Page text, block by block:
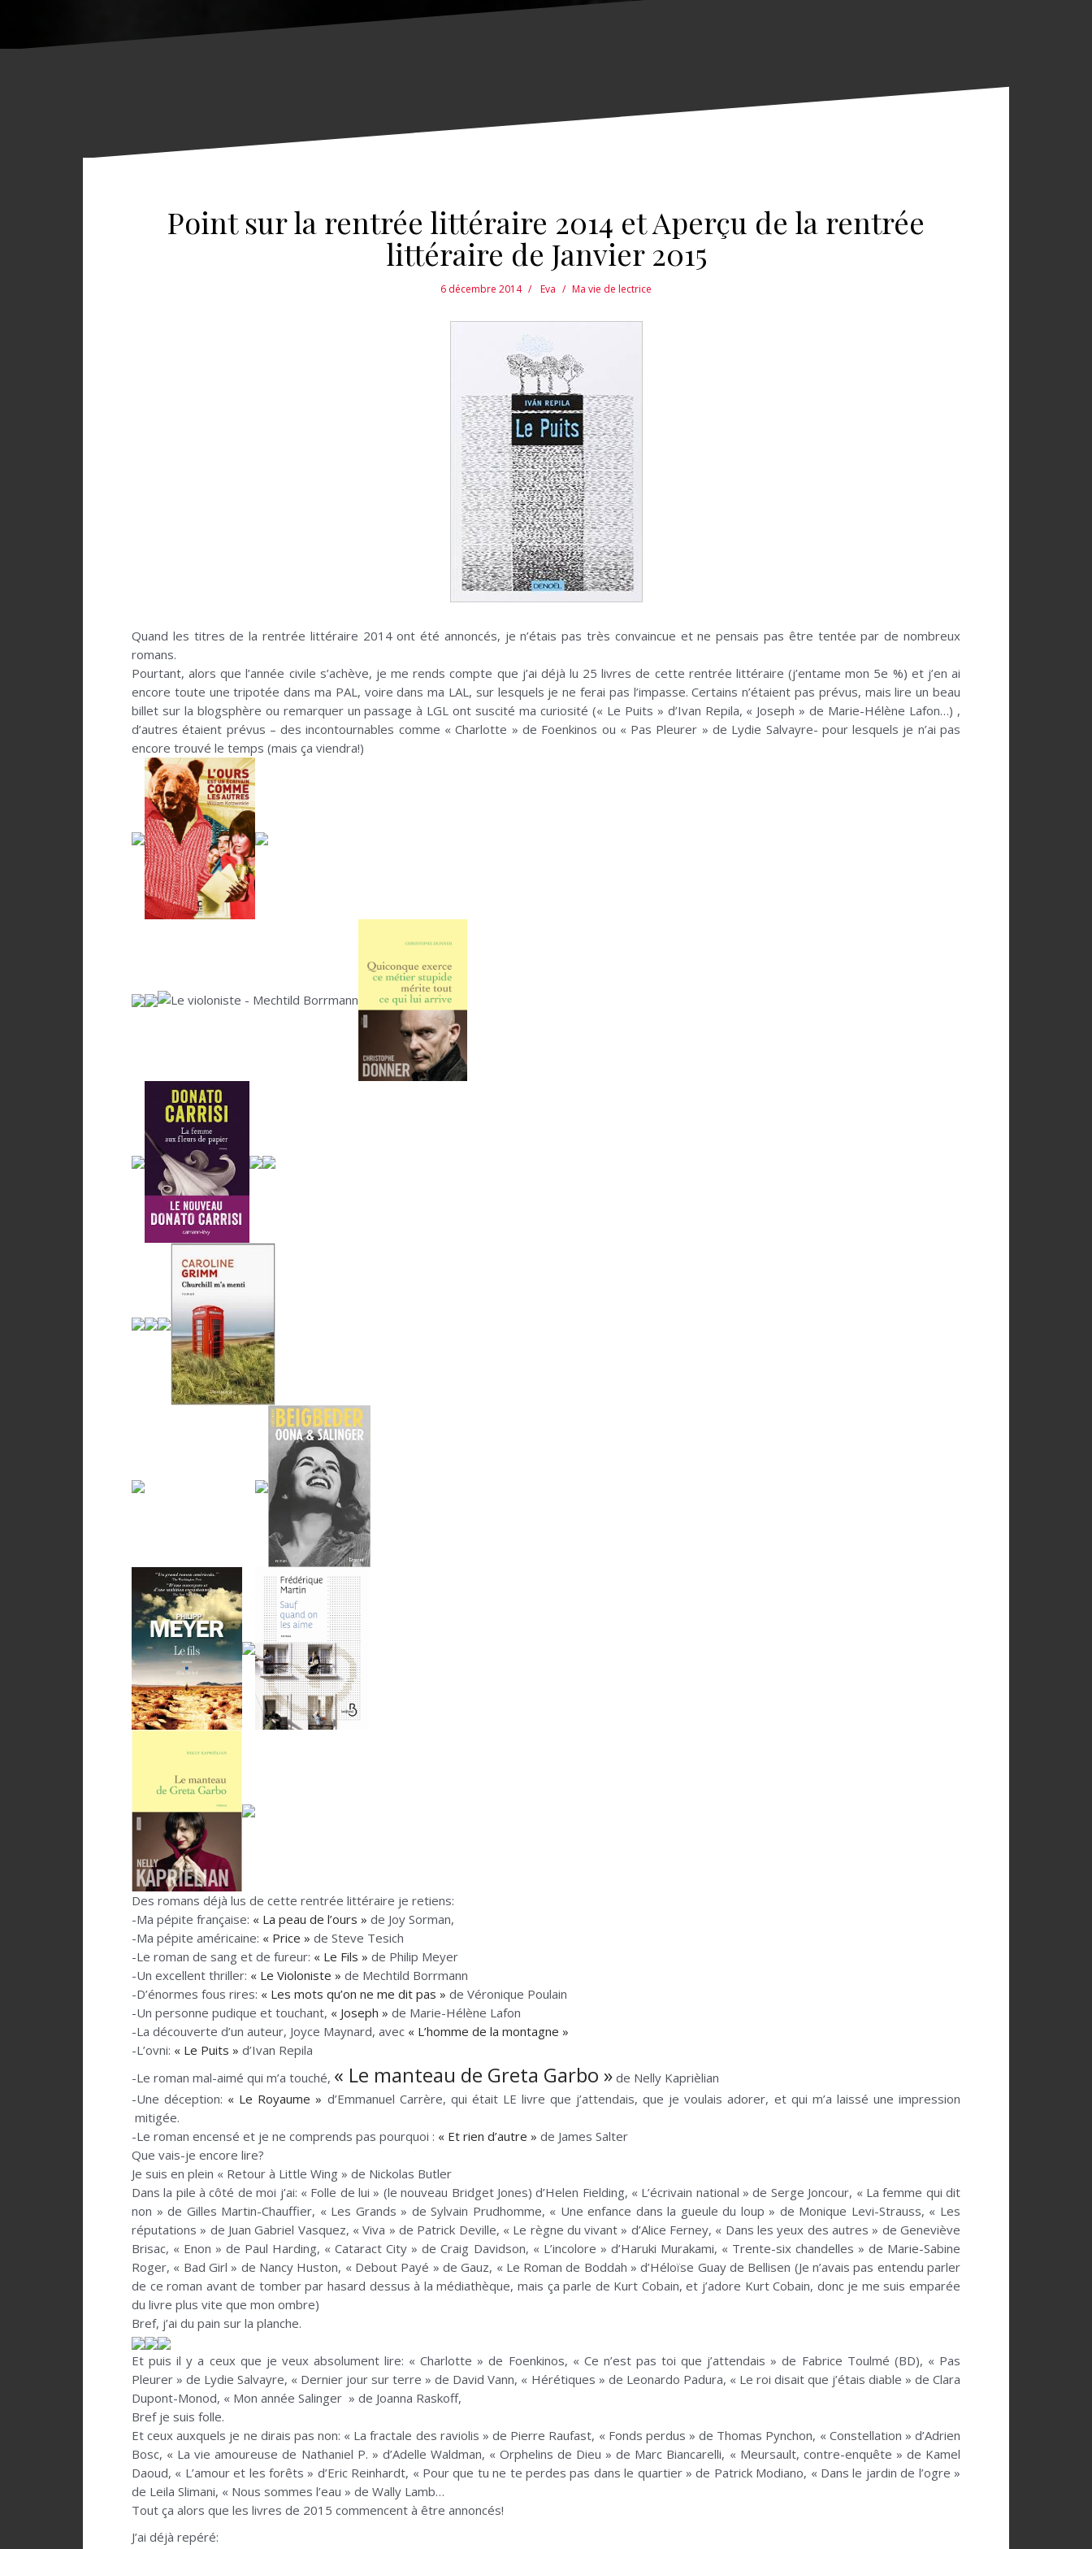
Point sur la rentrée littéraire 2014 et Aperçu de la rentrée
littéraire de Janvier 2015
6 décembre 2014 Eva Ma vie de lectrice
Quand les titres de la rentrée littéraire 2014 ont été annoncés, je n’étais pas très convaincue et ne pensais pas être tentée par de nombreux
romans.
Pourtant, alors que l’année civile s’achève, je me rends compte que j’ai déjà lu 25 livres de cette rentrée littéraire (j’entame mon 5e %) et j’en ai
encore toute une tripotée dans ma PAL, voire dans ma LAL, sur lesquels je ne ferai pas l’impasse. Certains n’étaient pas prévus, mais lire un beau
billet sur la blogsphère ou remarquer un passage à LGL ont suscité ma curiosité (« Le Puits » d’Ivan Repila, « Joseph » de Marie-Hélène Lafon…) ,
d’autres étaient prévus – des incontournables comme « Charlotte » de Foenkinos ou « Pas Pleurer » de Lydie Salvayre- pour lesquels je n’ai pas
encore trouvé le temps (mais ça viendra!)
Des romans déjà lus de cette rentrée littéraire je retiens:
-Ma pépite française: « La peau de l’ours » de Joy Sorman,
-Ma pépite américaine: « Price » de Steve Tesich
-Le roman de sang et de fureur: « Le Fils » de Philip Meyer
-Un excellent thriller: « Le Violoniste » de Mechtild Borrmann
-D’énormes fous rires: « Les mots qu’on ne me dit pas » de Véronique Poulain
-Un personne pudique et touchant, « Joseph » de Marie-Hélène Lafon
-La découverte d’un auteur, Joyce Maynard, avec « L’homme de la montagne »
-L’ovni: « Le Puits » d’Ivan Repila
-Le roman mal-aimé qui m’a touché, « Le manteau de Greta Garbo » de Nelly Kaprièlian
-Une déception: « Le Royaume » d’Emmanuel Carrère, qui était LE livre que j’attendais, que je voulais adorer, et qui m’a laissé une impression
mitigée.
-Le roman encensé et je ne comprends pas pourquoi : « Et rien d’autre » de James Salter
Que vais-je encore lire?
Je suis en plein « Retour à Little Wing » de Nickolas Butler
Dans la pile à côté de moi j’ai: « Folle de lui » (le nouveau Bridget Jones) d’Helen Fielding, « L’écrivain national » de Serge Joncour, « La femme qui dit
non » de Gilles Martin-Chauffier, « Les Grands » de Sylvain Prudhomme, « Une enfance dans la gueule du loup » de Monique Levi-Strauss, « Les
réputations » de Juan Gabriel Vasquez, « Viva » de Patrick Deville, « Le règne du vivant » d’Alice Ferney, « Dans les yeux des autres » de Geneviève
Brisac, « Enon » de Paul Harding, « Cataract City » de Craig Davidson, « L’incolore » d’Haruki Murakami, « Trente-six chandelles » de Marie-Sabine
Roger, « Bad Girl » de Nancy Huston, « Debout Payé » de Gauz, « Le Roman de Boddah » d’Héloïse Guay de Bellisen (Je n’avais pas entendu parler
de ce roman avant de tomber par hasard dessus à la médiathèque, mais ça parle de Kurt Cobain, et j’adore Kurt Cobain, donc je me suis emparée
du livre plus vite que mon ombre)
Bref, j’ai du pain sur la planche.
Et puis il y a ceux que je veux absolument lire: « Charlotte » de Foenkinos, « Ce n’est pas toi que j’attendais » de Fabrice Toulmé (BD), « Pas
Pleurer » de Lydie Salvayre, « Dernier jour sur terre » de David Vann, « Hérétiques » de Leonardo Padura, « Le roi disait que j’étais diable » de Clara
Dupont-Monod, « Mon année Salinger » de Joanna Raskoff,
Bref je suis folle.
Et ceux auxquels je ne dirais pas non: « La fractale des raviolis » de Pierre Raufast, « Fonds perdus » de Thomas Pynchon, « Constellation » d’Adrien
Bosc, « La vie amoureuse de Nathaniel P. » d’Adelle Waldman, « Orphelins de Dieu » de Marc Biancarelli, « Meursault, contre-enquête » de Kamel
Daoud, « L’amour et les forêts » d’Eric Reinhardt, « Pour que tu ne te perdes pas dans le quartier » de Patrick Modiano, « Dans le jardin de l’ogre »
de Leila Slimani, « Nous sommes l’eau » de Wally Lamb…
Tout ça alors que les livres de 2015 commencent à être annoncés!
J’ai déjà repéré: